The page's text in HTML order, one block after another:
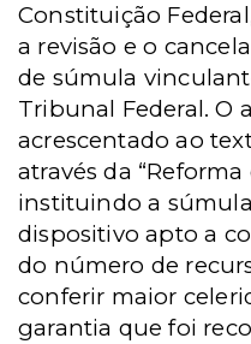
Constituição
a revisão e o
de súmula
Tribunal Federal.O
acrescentado ao
através da
instituindo a
dispositivo apto a
do número de
conferir maior
garantia que foi